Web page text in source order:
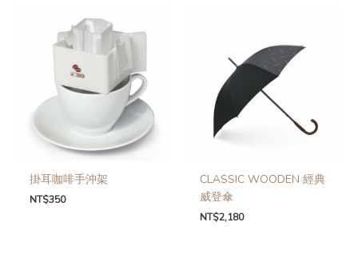
掛耳咖啡手沖架
NT$350
CLASSIC WOODEN 經典
威登傘
NT$2,180